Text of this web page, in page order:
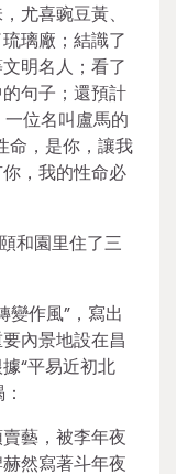
尤喜豌豆黃、
璃廠；結識了
明名人；看了
句子；還預計
位名叫盧馬的
命，是你，讓我
，我的性命必
和園里住了三
變作風”，寫出
內景地設在昌
“平易近初北
藝，被李年夜
然寫著斗年夜